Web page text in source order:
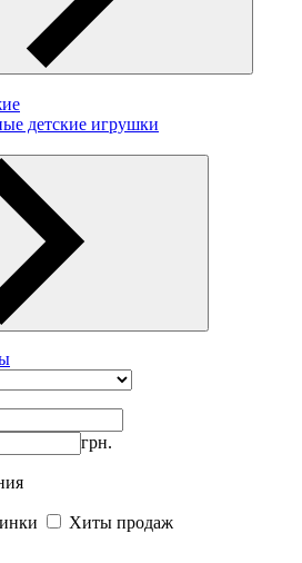
детские игрушки
грн.
Хиты продаж